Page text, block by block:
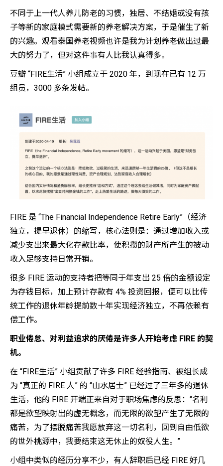
不同于上一代人养儿防老的习惯，独居、不结婚或没有孩
子等新的家庭模式需要新的养老解决方案，于是催生了新
的兴趣。观看泰国养老视频也许是我为计划养老做出过最
大的努力了，但对这件事有人比我认真得多。
豆瓣 “FIRE生活” 小组成立于 2020 年，到现在已有 12 万
组员，3000 多条发帖。
FIRE 是 “The Financial Independence Retire Early”（经济
独立，提早退休）的缩写，核心法则是：通过增加收入或
减少支出来最大化存款比率，使积攒的财产所产生的被动
收入足够支持日常开销。
很多 FIRE 运动的支持者把等同于年支出 25 倍的金额设定
为存钱目标，加上预计存款有 4% 投资回报，便可以比传
统工作的退休年龄提前数十年实现经济独立，不再依赖有
偿工作。
职业倦怠、对利益追求的厌倦是许多人开始考虑 FIRE 的契
机。
在 “FIRE生活” 小组贡献了许多 FIRE 经验指南、被组长成
为 “真正的 FIRE 人” 的 “山水居士” 已经过了三年多的退休
生活，他的 FIRE 开端正来自对于职场焦虑的反思：“名利
都是欲望映射出的虚无概念，而无限的欲望产生了无限的
痛苦，为了摆脱痛苦我愿放弃这一切名利，回到自由低欲
的世外桃源中，我要结束这无休止的奴役人生。”
小组中类似的经历分享不少，有人辞职后已经 FIRE 好几